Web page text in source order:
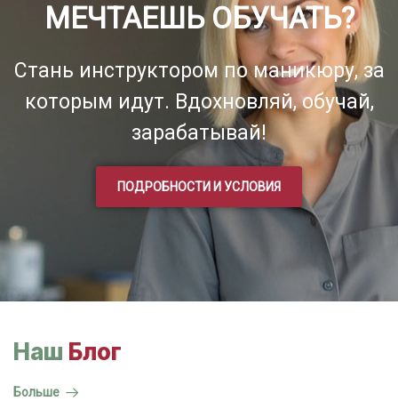
МЕЧТАЕШЬ ОБУЧАТЬ?
Стань инструктором по маникюру, за
которым идут. Вдохновляй, обучай,
зарабатывай!
ПОДРОБНОСТИ И УСЛОВИЯ
Наш Блог
Больше